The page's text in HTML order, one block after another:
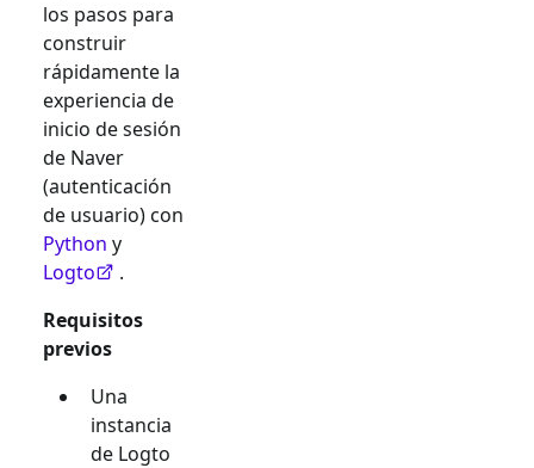
los pasos para
construir
rápidamente la
experiencia de
inicio de sesión
de Naver
(autenticación
de usuario) con
Python y
Logto
.
Requisitos
previos
Una
instancia
de Logto